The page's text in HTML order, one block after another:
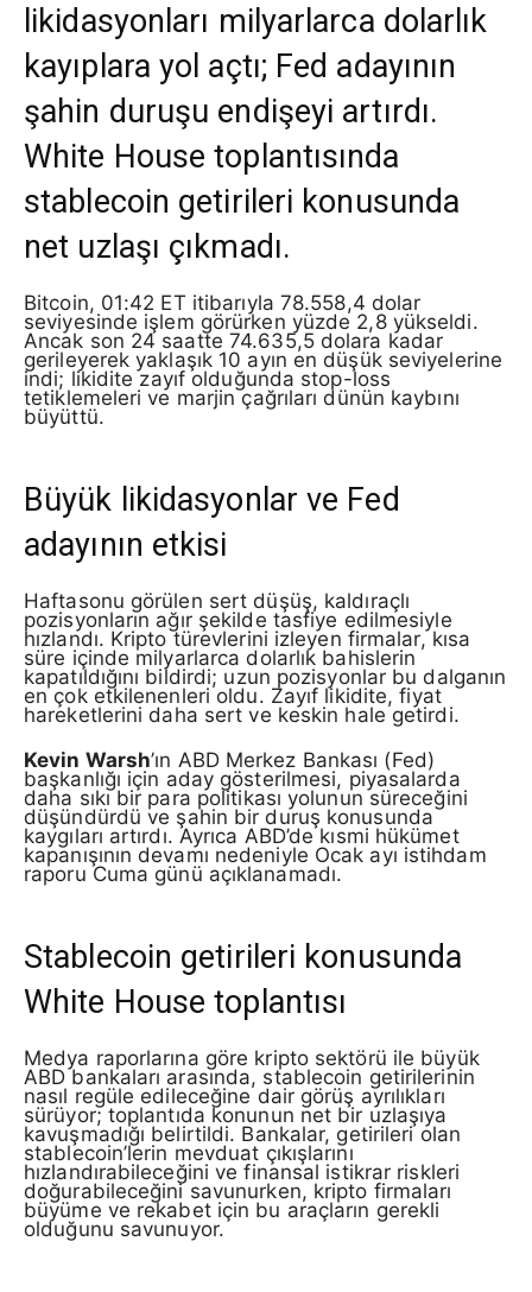
likidasyonları milyarlarca dolarlık
kayıplara yol açtı; Fed adayının
şahin duruşu endişeyi artırdı.
White House toplantısında
stablecoin getirileri konusunda
net uzlaşı çıkmadı.
Bitcoin, 01:42 ET itibarıyla 78.558,4 dolar
seviyesinde işlem görürken yüzde 2,8 yükseldi.
Ancak son 24 saatte 74.635,5 dolara kadar
gerileyerek yaklaşık 10 ayın en düşük seviyelerine
indi; likidite zayıf olduğunda stop-loss
tetiklemeleri ve marjin çağrıları dünün kaybını
büyüttü.
Büyük likidasyonlar ve Fed
adayının etkisi
Haftasonu görülen sert düşüş, kaldıraçlı
pozisyonların ağır şekilde tasfiye edilmesiyle
hızlandı. Kripto türevlerini izleyen firmalar, kısa
süre içinde milyarlarca dolarlık bahislerin
kapatıldığını bildirdi; uzun pozisyonlar bu dalganın
en çok etkilenenleri oldu. Zayıf likidite, fiyat
hareketlerini daha sert ve keskin hale getirdi.
Kevin Warsh’ın ABD Merkez Bankası (Fed)
başkanlığı için aday gösterilmesi, piyasalarda
daha sıkı bir para politikası yolunun süreceğini
düşündürdü ve şahin bir duruş konusunda
kaygıları artırdı. Ayrıca ABD’de kısmi hükümet
kapanışının devamı nedeniyle Ocak ayı istihdam
raporu Cuma günü açıklanamadı.
Stablecoin getirileri konusunda
White House toplantısı
Medya raporlarına göre kripto sektörü ile büyük
ABD bankaları arasında, stablecoin getirilerinin
nasıl regüle edileceğine dair görüş ayrılıkları
sürüyor; toplantıda konunun net bir uzlaşıya
kavuşmadığı belirtildi. Bankalar, getirileri olan
stablecoin’lerin mevduat çıkışlarını
hızlandırabileceğini ve finansal istikrar riskleri
doğurabileceğini savunurken, kripto firmaları
büyüme ve rekabet için bu araçların gerekli
olduğunu savunuyor.